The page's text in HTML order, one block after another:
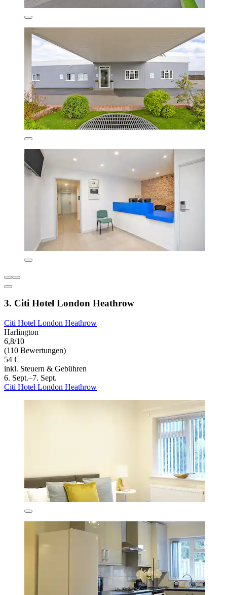
3. Citi Hotel London Heathrow
Citi Hotel London Heathrow
Harlington
6,8/10
(110 Bewertungen)
54 €
inkl. Steuern & Gebühren
6. Sept.–7. Sept.
Citi Hotel London Heathrow